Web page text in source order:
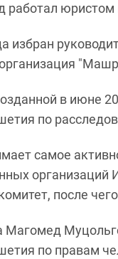
работал
избран
в июне
по
самое
после
Магомед
по правам